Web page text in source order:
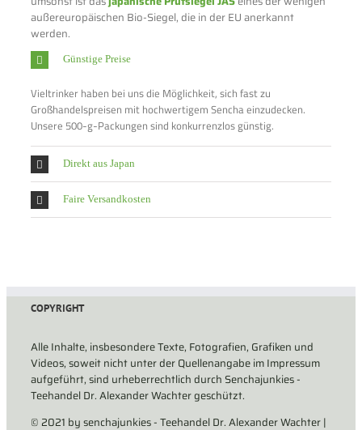
außereuropäischen Bio-Siegel, die in der EU anerkannt
werden.
Günstige Preise
Vieltrinker haben bei uns die Möglichkeit, sich fast zu
Großhandelspreisen mit hochwertigem Sencha einzudecken.
Unsere 500-g-Packungen sind konkurrenzlos günstig.
Direkt aus Japan
Faire Versandkosten
COPYRIGHT
Alle Inhalte, insbesondere Texte, Fotografien, Grafiken und
Videos, soweit nicht unter der Quellenangabe im Impressum
aufgeführt, sind urheberrechtlich durch Senchajunkies -
Teehandel Dr. Alexander Wachter geschützt.
© 2021 by senchajunkies - Teehandel Dr. Alexander Wachter |